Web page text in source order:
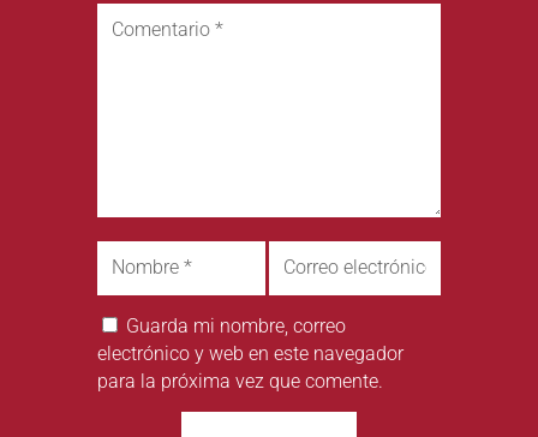
Guarda mi nombre, correo
electrónico y web en este navegador
para la próxima vez que comente.